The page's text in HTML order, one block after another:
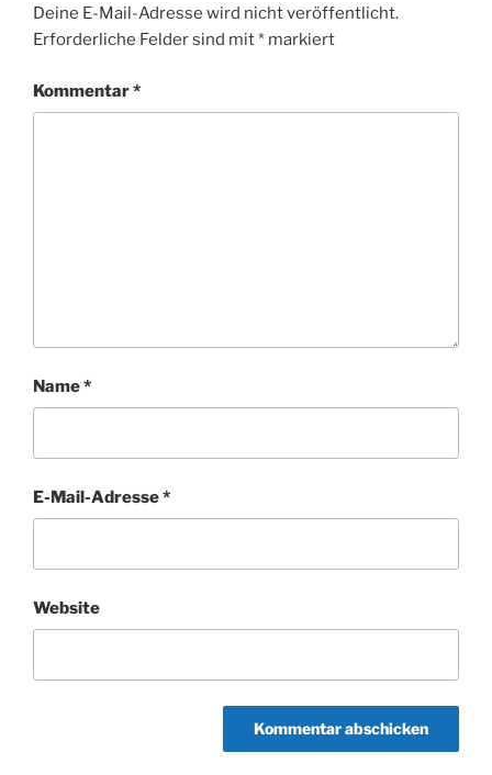
Deine E-Mail-Adresse wird nicht veröffentlicht.
Erforderliche Felder sind mit* markiert
Kommentar*
Name*
E-Mail-Adresse*
Website